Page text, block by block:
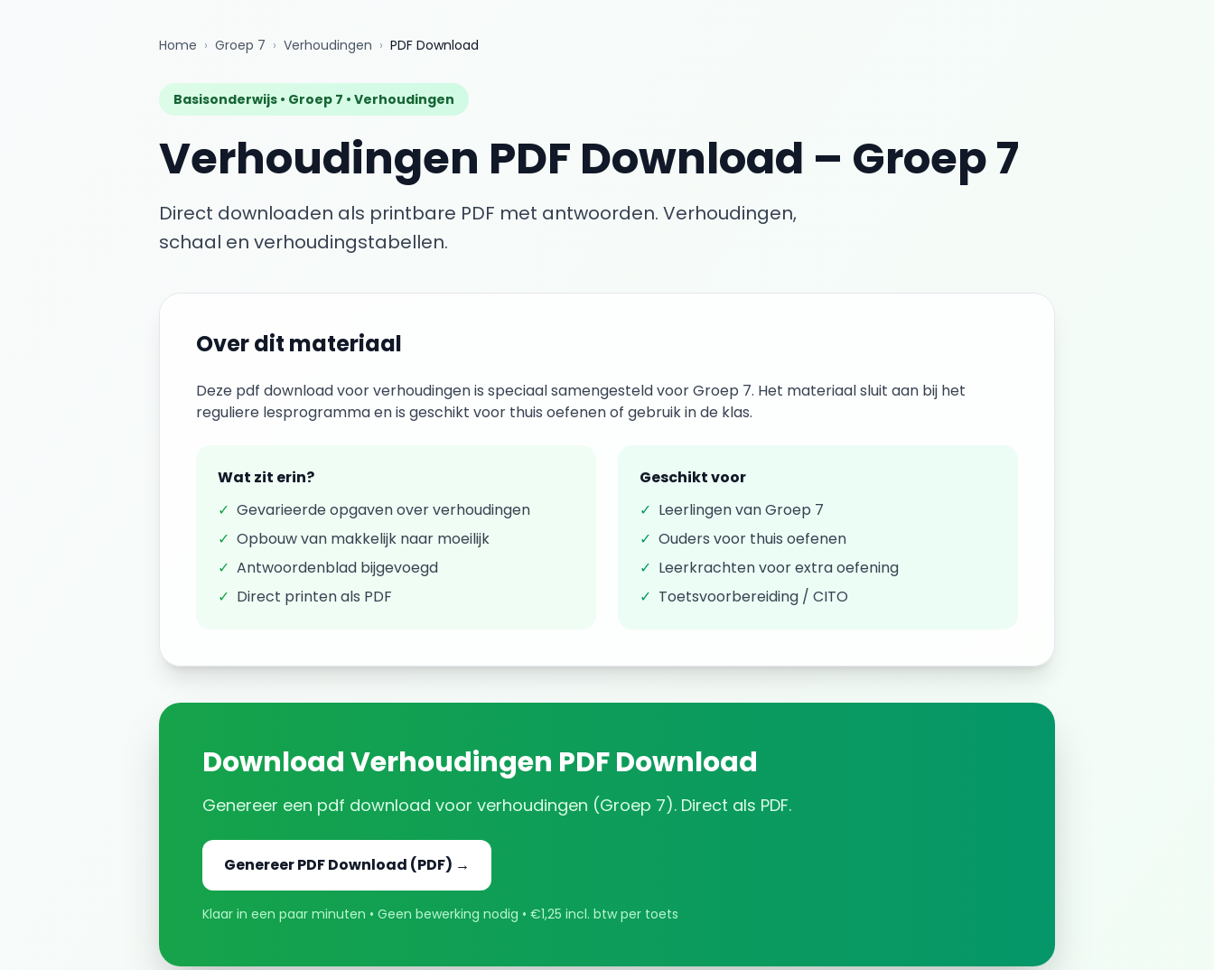
Home › Groep 7 › Verhoudingen › PDF Download
Basisonderwijs • Groep 7 • Verhoudingen
Verhoudingen PDF Download – Groep 7
Direct downloaden als printbare PDF met antwoorden. Verhoudingen,
schaal en verhoudingstabellen.
Over dit materiaal
Deze pdf downloadvoorverhoudingenis speciaal samengesteld voorGroep 7. Het materiaal sluit aan bij het
reguliere lesprogramma en is geschikt voor thuis oefenen of gebruik in de klas.
Wat zit erin?
✓ Gevarieerde opgaven oververhoudingen
✓ Opbouw van makkelijk naar moeilijk
✓ Antwoordenblad bijgevoegd
✓ Direct printen als PDF
Geschikt voor
✓ Leerlingen vanGroep 7
✓ Ouders voor thuis oefenen
✓ Leerkrachten voor extra oefening
✓ Toetsvoorbereiding / CITO
DownloadVerhoudingen PDF Download
Genereer een pdf download voor verhoudingen (Groep 7). Direct als PDF.
GenereerPDF Download (PDF) →
Klaar in een paar minuten • Geen bewerking nodig • €1,25 incl. btw per toets